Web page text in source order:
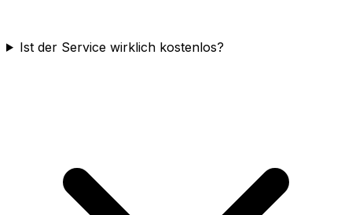
Ist der Service wirklich kostenlos?